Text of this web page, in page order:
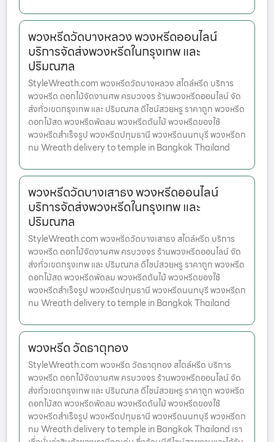
พวงหรีดวัดบางหลวง พวงหรีดออนไลน์
บริการจัดส่งพวงหรีดในกรุงเทพ และ
ปริมณฑล
StyleWreath.com พวงหรีดวัดบางหลวง สไตล์หรีด บริการ
พวงหรีด ดอกไม้จัดงานศพ ครบวงจร ร้านพวงหรีดออนไลน์ จัด
ส่งทั่วเขตกรุงเทพ และ ปริมณฑล ดีไซน์สวยหรู ราคาถูก พวงหรีด
ดอกไม้สด พวงหรีดพัดลม พวงหรีดต้นไม้ พวงหรีดของใช้
พวงหรีดสำเร็จรูป พวงหรีดปทุมธานี พวงหรีดนนทบุรี พวงหรีดก
ทม Wreath delivery to temple in Bangkok Thailand
พวงหรีดวัดบางเสาธง พวงหรีดออนไลน์
บริการจัดส่งพวงหรีดในกรุงเทพ และ
ปริมณฑล
StyleWreath.com พวงหรีดวัดบางเสาธง สไตล์หรีด บริการ
พวงหรีด ดอกไม้จัดงานศพ ครบวงจร ร้านพวงหรีดออนไลน์ จัด
ส่งทั่วเขตกรุงเทพ และ ปริมณฑล ดีไซน์สวยหรู ราคาถูก พวงหรีด
ดอกไม้สด พวงหรีดพัดลม พวงหรีดต้นไม้ พวงหรีดของใช้
พวงหรีดสำเร็จรูป พวงหรีดปทุมธานี พวงหรีดนนทบุรี พวงหรีดก
ทม Wreath delivery to temple in Bangkok Thailand
พวงหรีด วัดธาตุทอง
StyleWreath.com พวงหรีด วัดธาตุทอง สไตล์หรีด บริการ
พวงหรีด ดอกไม้จัดงานศพ ครบวงจร ร้านพวงหรีดออนไลน์ จัด
ส่งทั่วเขตกรุงเทพ และ ปริมณฑล ดีไซน์สวยหรู ราคาถูก พวงหรีด
ดอกไม้สด พวงหรีดพัดลม พวงหรีดต้นไม้ พวงหรีดของใช้
พวงหรีดสำเร็จรูป พวงหรีดปทุมธานี พวงหรีดนนทบุรี พวงหรีดก
ทม Wreath delivery to temple in Bangkok Thailand เรา